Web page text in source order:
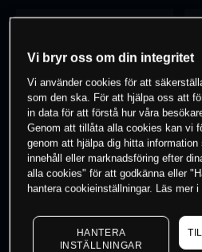
0% av kunderna har
instrument
Börja
Vi bryr oss om din integritet
Vi använder cookies för att
som den ska. För att hjälpa oss att
in data för att förstå hur våra
Genom att tillåta alla cookies kan vi
genom att hjälpa dig hitta
innehåll eller marknadsföring efter
alla cookies" för att godkänna eller
hantera cookieinställningar. Läs mer i
HANTERA
INSTÄLLNINGAR